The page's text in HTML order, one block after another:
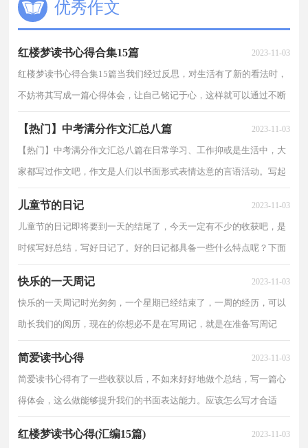
优秀作文
红楼梦读书心得合集15篇 2023-11-03
红楼梦读书心得合集15篇当我们经过反思，对生活有了新的看法时，
不妨将其写成一篇心得体会，让自己铭记于心，这样就可以通过不断
【热门】中考满分作文汇总八篇 2023-11-03
【热门】中考满分作文汇总八篇在日常学习、工作抑或是生活中，大
家都写过作文吧，作文是人们以书面形式表情达意的言语活动。写起
儿童节的日记 2023-11-03
儿童节的日记即将要到一天的结尾了，今天一定有不少的收获吧，是
时候写好总结，写好日记了。好的日记都具备一些什么特点呢？下面
快乐的一天周记 2023-11-03
快乐的一天周记时光匆匆，一个星期已经结束了，一周的经历，可以
助长我们的阅历，现在的你想必不是在写周记，就是在准备写周记
简爱读书心得 2023-11-03
简爱读书心得有了一些收获以后，不如来好好地做个总结，写一篇心
得体会，这么做能够提升我们的书面表达能力。应该怎么写才合适
红楼梦读书心得(汇编15篇) 2023-11-03